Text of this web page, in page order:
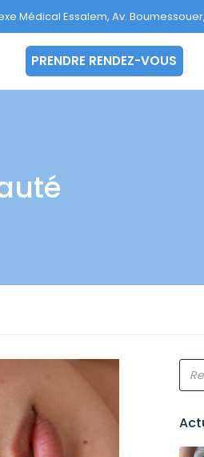
Médical Essalem, Av.
PRENDRE RENDEZ-VOUS